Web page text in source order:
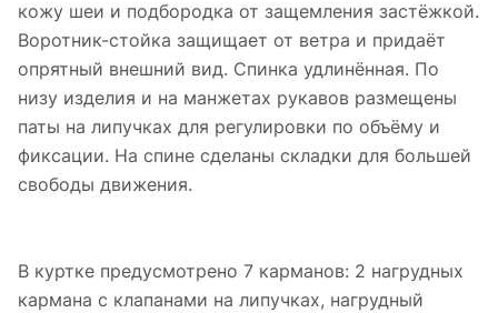
кожу шеи и подбородка от защемления застёжкой.
Воротник-стойка защищает от ветра и придаёт
опрятный внешний вид. Спинка удлинённая. По
низу изделия и на манжетах рукавов размещены
паты на липучках для регулировки по объёму и
фиксации. На спине сделаны складки для большей
свободы движения.
В куртке предусмотрено 7 карманов: 2 нагрудных
кармана с клапанами на липучках, нагрудный